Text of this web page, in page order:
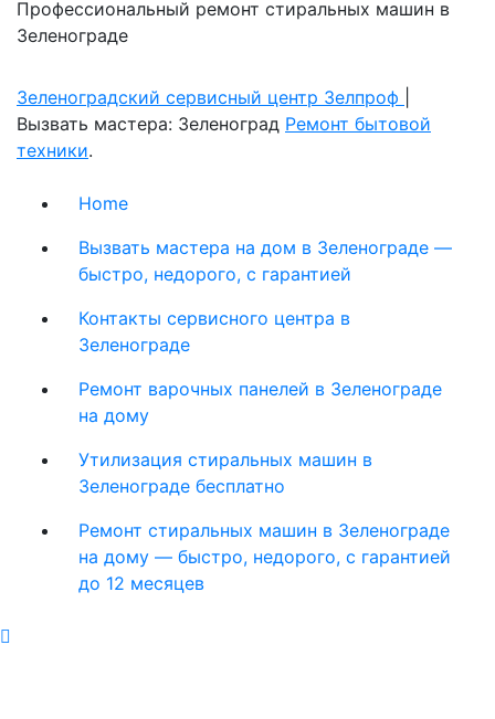
Профессиональный ремонт стиральных машин в
Зеленограде
Зеленоградский сервисный центр Зелпроф
Вызвать мастера: Зеленоград Ремонт бытовой
техники.
Home
Вызвать мастера на дом в Зеленограде —
быстро, недорого, с гарантией
Контакты сервисного центра в
Зеленограде
Ремонт варочных панелей в Зеленограде
на дому
Утилизация стиральных машин в
Зеленограде бесплатно
Ремонт стиральных машин в Зеленограде
на дому — быстро, недорого, с гарантией
до 12 месяцев